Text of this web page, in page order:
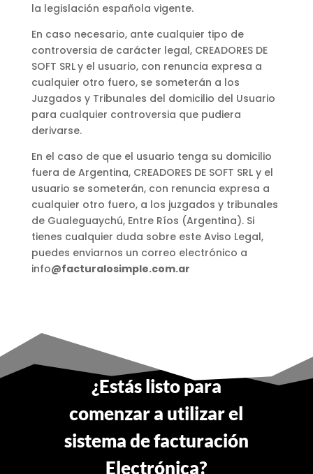
la legislación española vigente.
En caso necesario, ante cualquier tipo de
controversia de carácter legal, CREADORES DE
SOFT SRLy el usuario, con renuncia expresa a
cualquier otro fuero, se someterán a los
Juzgados y Tribunales del domicilio del Usuario
para cualquier controversia que pudiera
derivarse.
En el caso de que el usuario tenga su domicilio
fuera de Argentina, CREADORES DE SOFT SRL y el
usuario se someterán, con renuncia expresa a
cualquier otro fuero, a los juzgados y tribunales
de Gualeguaychú, Entre Ríos (Argentina). Si
tienes cualquier duda sobre este Aviso Legal,
puedes enviarnos un correo electrónico a
info@facturalosimple.com.ar
¿Estás listo para
comenzar a utilizar el
sistema de facturación
Electrónica?